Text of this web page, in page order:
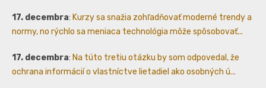
17. decembra: Kurzy sa snažia zohľadňovať moderné trendy a
normy, no rýchlo sa meniaca technológia môže spôsobovať...
17. decembra: Na túto tretiu otázku by som odpovedal, že
ochrana informácií o vlastníctve lietadiel ako osobných ú...